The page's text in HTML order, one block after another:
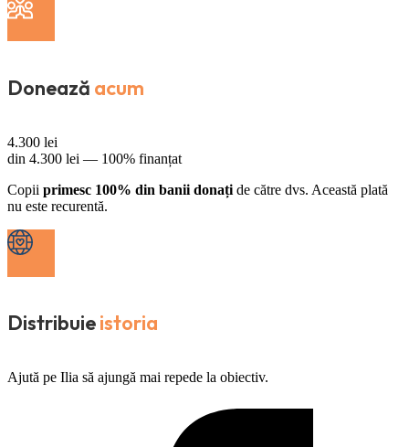
Donează acum
4.300 lei
din 4.300 lei — 100% finanțat
Copii primesc 100% din banii donați de către dvs. Această plată
nu este recurentă.
Distribuieistoria
Ajută pe Ilia să ajungă mai repede la obiectiv.